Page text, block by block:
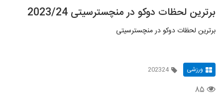
برترین لحظات دوکو در منچسترسیتی 2023/24
برترین لحظات دوکو در منچسترسیتی
ورزشی 202324
۸۵